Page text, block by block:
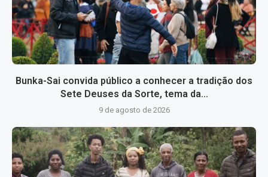
Bunka-Sai convida público a conhecer a tradição dos
Sete Deuses da Sorte, tema da...
9 de agosto de 2026